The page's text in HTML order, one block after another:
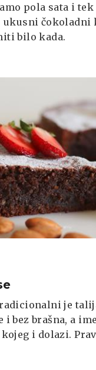
pola sata i
ukusni čokoladni
bilo kada.
je
i bez brašna, a
i dolazi.